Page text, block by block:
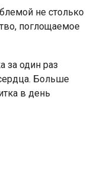
не столько
поглощаемое
за один раз
Больше
в день